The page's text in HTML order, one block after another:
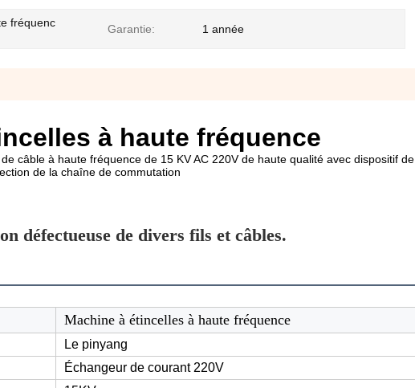
fréquenc
Garantie: 1 année
à haute fréquence
câble à haute fréquence de 15 KV AC 220V de haute qualité avec dispositif de
de la chaîne de commutation
défectueuse de divers fils et câbles.
Machine à étincelles à haute fréquence
Le pinyang
Échangeur de courant 220V